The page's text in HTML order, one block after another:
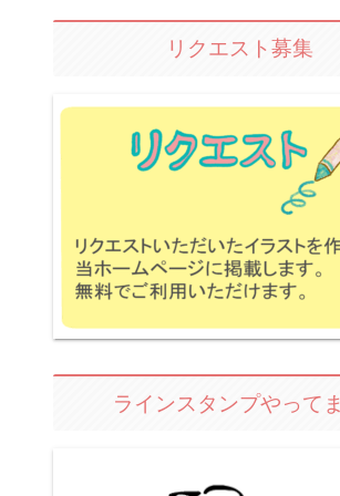
リクエスト募集
ラインスタンプやって